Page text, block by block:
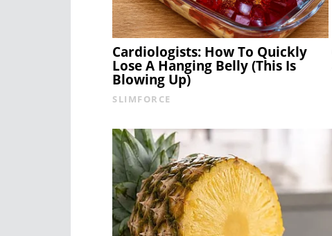
Cardiologists: How To Quickly
Lose A Hanging Belly (This Is
Blowing Up)
SLIMFORCE